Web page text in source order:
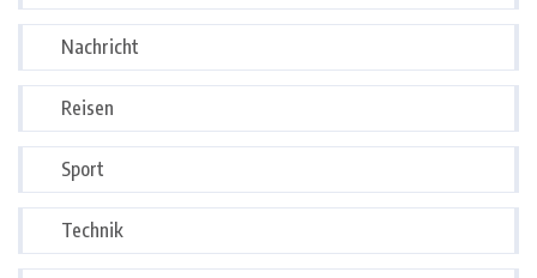
Nachricht
Reisen
Sport
Technik